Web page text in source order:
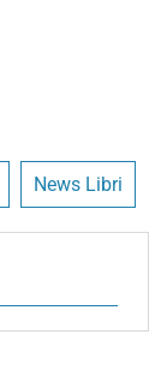
News Libri